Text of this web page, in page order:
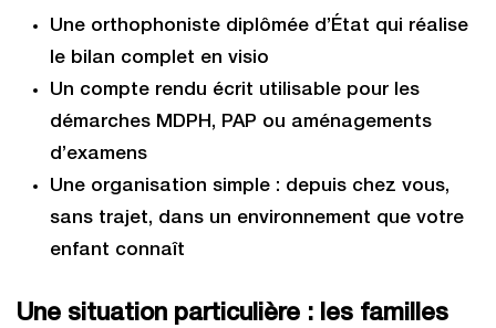
Une orthophoniste diplômée d’État qui réalise
le bilan complet en visio
Un compte rendu écrit utilisable pour les
démarches MDPH, PAP ou aménagements
d’examens
Une organisation simple : depuis chez vous,
sans trajet, dans un environnement que votre
enfant connaît
Une situation particulière : les familles